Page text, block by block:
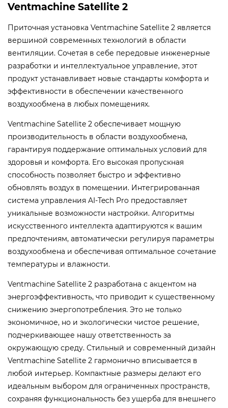
Ventmachine Satellite 2
Приточная установка Ventmachine Satellite 2 является
вершиной современных технологий в области
вентиляции. Сочетая в себе передовые инженерные
разработки и интеллектуальное управление, этот
продукт устанавливает новые стандарты комфорта и
эффективности в обеспечении качественного
воздухообмена в любых помещениях.
Ventmachine Satellite 2 обеспечивает мощную
производительность в области воздухообмена,
гарантируя поддержание оптимальных условий для
здоровья и комфорта. Его высокая пропускная
способность позволяет быстро и эффективно
обновлять воздух в помещении. Интегрированная
система управления AI-Tech Pro предоставляет
уникальные возможности настройки. Алгоритмы
искусственного интеллекта адаптируются к вашим
предпочтениям, автоматически регулируя параметры
воздухообмена и обеспечивая оптимальное сочетание
температуры и влажности.
Ventmachine Satellite 2 разработана с акцентом на
энергоэффективность, что приводит к существенному
снижению энергопотребления. Это не только
экономичное, но и экологически чистое решение,
подчеркивающее нашу ответственность за
окружающую среду. Стильный и современный дизайн
Ventmachine Satellite 2 гармонично вписывается в
любой интерьер. Компактные размеры делают его
идеальным выбором для ограниченных пространств,
сохраняя функциональность без ущерба для внешнего